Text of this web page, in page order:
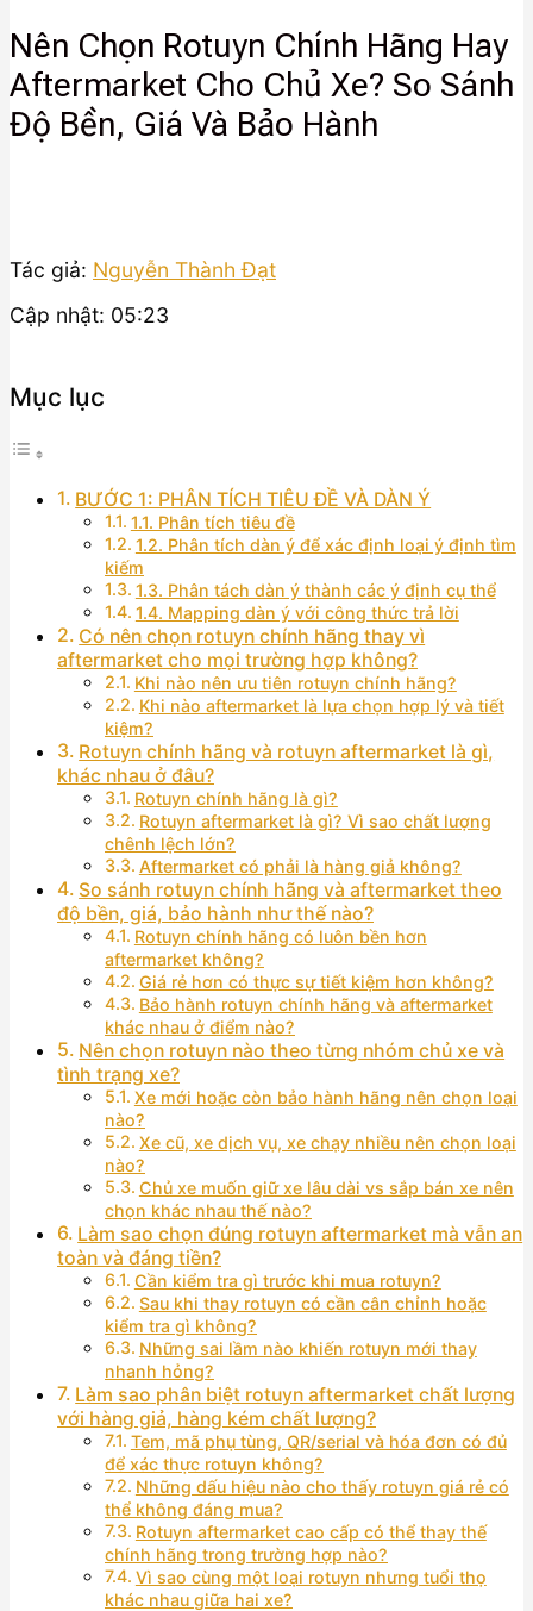
Nên Chọn Rotuyn Chính Hãng Hay
Aftermarket Cho Chủ Xe? So Sánh
Độ Bền, Giá Và Bảo Hành
Tác giả: Nguyễn Thành Đạt
Cập nhật: 05:23
Mục lục
BƯỚC 1: PHÂN TÍCH TIÊU ĐỀ VÀ DÀN Ý
1.1. Phân tích tiêu đề
1.2. Phân tích dàn ý để xác định loại ý định tìm
kiếm
1.3. Phân tách dàn ý thành các ý định cụ thể
1.4. Mapping dàn ý với công thức trả lời
Có nên chọn rotuyn chính hãng thay vì
aftermarket cho mọi trường hợp không?
Khi nào nên ưu tiên rotuyn chính hãng?
Khi nào aftermarket là lựa chọn hợp lý và tiết
kiệm?
Rotuyn chính hãng và rotuyn aftermarket là gì,
khác nhau ở đâu?
Rotuyn chính hãng là gì?
Rotuyn aftermarket là gì? Vì sao chất lượng
chênh lệch lớn?
Aftermarket có phải là hàng giả không?
So sánh rotuyn chính hãng và aftermarket theo
độ bền, giá, bảo hành như thế nào?
Rotuyn chính hãng có luôn bền hơn
aftermarket không?
Giá rẻ hơn có thực sự tiết kiệm hơn không?
Bảo hành rotuyn chính hãng và aftermarket
khác nhau ở điểm nào?
Nên chọn rotuyn nào theo từng nhóm chủ xe và
tình trạng xe?
Xe mới hoặc còn bảo hành hãng nên chọn loại
nào?
Xe cũ, xe dịch vụ, xe chạy nhiều nên chọn loại
nào?
Chủ xe muốn giữ xe lâu dài vs sắp bán xe nên
chọn khác nhau thế nào?
Làm sao chọn đúng rotuyn aftermarket mà vẫn an
toàn và đáng tiền?
Cần kiểm tra gì trước khi mua rotuyn?
Sau khi thay rotuyn có cần cân chỉnh hoặc
kiểm tra gì không?
Những sai lầm nào khiến rotuyn mới thay
nhanh hỏng?
Làm sao phân biệt rotuyn aftermarket chất lượng
với hàng giả, hàng kém chất lượng?
Tem, mã phụ tùng, QR/serial và hóa đơn có đủ
để xác thực rotuyn không?
Những dấu hiệu nào cho thấy rotuyn giá rẻ có
thể không đáng mua?
Rotuyn aftermarket cao cấp có thể thay thế
chính hãng trong trường hợp nào?
Vì sao cùng một loại rotuyn nhưng tuổi thọ
khác nhau giữa hai xe?